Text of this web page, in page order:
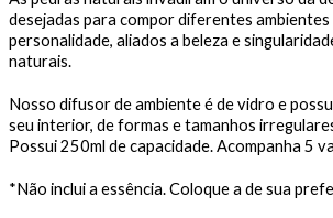
desejadas para compor diferentes ambientes
personalidade, aliados a beleza e
naturais.
Nosso difusor de ambiente é de vidro e
seu interior, de formas e tamanhos
Possui 250ml de capacidade. Acompanha 5
*Não inclui a essência. Coloque a de sua